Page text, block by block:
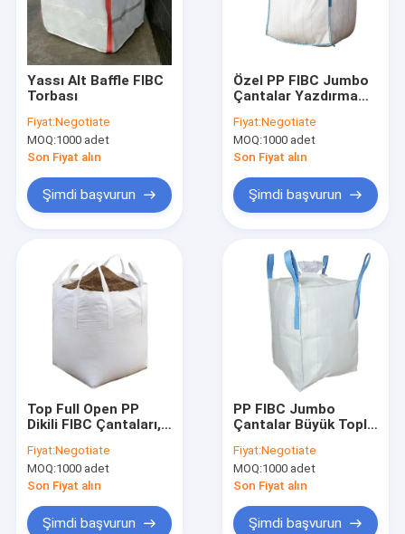
Yassı Alt Baffle FIBC
Torbası
Fiyat:Negotiate
MOQ:1000 adet
Son Fiyat alın
Şimdi başvurun
Özel PP FIBC Jumbo
Çantalar Yazdırma
konteyner
Fiyat:Negotiate
MOQ:1000 adet
Son Fiyat alın
Şimdi başvurun
Top Full Open PP
Dikili FIBC Çantaları,
Çanta Toplu Mallar
İçin
Fiyat:Negotiate
MOQ:1000 adet
Son Fiyat alın
Şimdi başvurun
PP FIBC Jumbo
Çantalar Büyük Toplu
Ton 1000kg Düz Altlı
Fiyat:Negotiate
MOQ:1000 adet
Son Fiyat alın
Şimdi başvurun